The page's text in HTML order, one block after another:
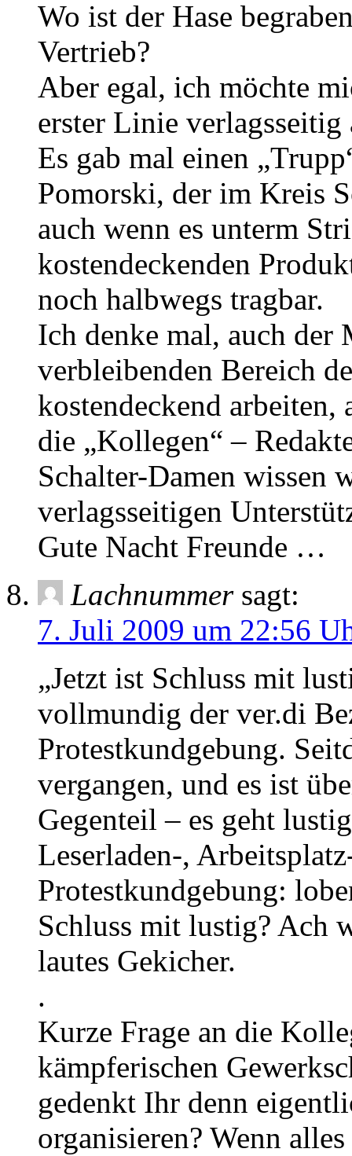
Wo ist der Hase
Vertrieb?
Aber egal, ich möchte
erster Linie verlagsseitig
Es gab mal einen
Pomorski, der im Kreis
auch wenn es unterm
kostendeckenden
noch halbwegs tragbar.
Ich denke mal, auch
verbleibenden Bereich
kostendeckend
die „Kollegen“ –
Schalter-Damen wissen
verlagsseitigen
Gute Nacht Freunde …
Lachnummer sagt:
7. Juli 2009 um 22:56
„Jetzt ist Schluss mit
vollmundig der ver.di
Protestkundgebung.
vergangen, und es ist
Gegenteil – es geht
Leserladen-,
Protestkundgebung:
Schluss mit lustig? Ach
lautes Gekicher.
.
Kurze Frage an die
kämpferischen
gedenkt Ihr denn
organisieren? Wenn